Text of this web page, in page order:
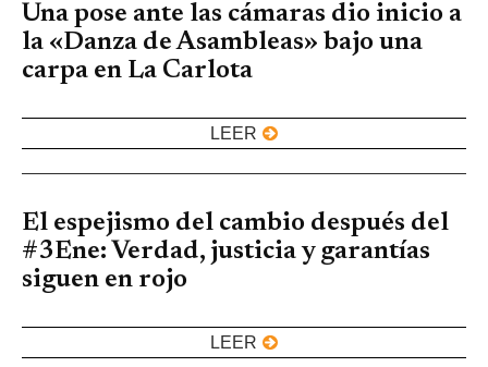
Una pose ante las cámaras dio inicio a
la «Danza de Asambleas» bajo una
carpa en La Carlota
LEER
El espejismo del cambio después del
#3Ene: Verdad, justicia y garantías
siguen en rojo
LEER